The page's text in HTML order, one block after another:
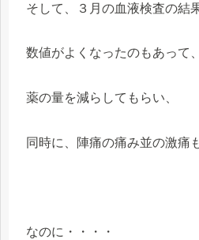
そして、３月の血液検査の結果
数値がよくなったのもあって、
薬の量を減らしてもらい、
同時に、陣痛の痛み並の激痛
なのに・・・・